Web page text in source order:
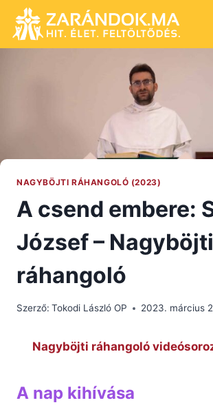
content
NAGYBÖJTI RÁHANGOLÓ (2023)
A csend embere:
József – Nagyböjti
ráhangoló
Szerző: Tokodi László OP 2023. március
Nagyböjti ráhangoló
A nap kihívása